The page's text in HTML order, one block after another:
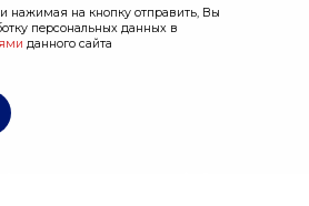
нажимая на кнопку отправить, Вы
персональных данных в
данного сайта